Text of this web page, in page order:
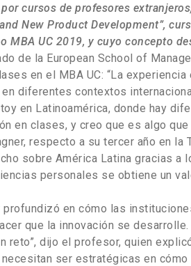
cursos de profesores
New Product Development”,
MBA UC 2019, y cuyo concepto
de la European School of
en el MBA UC: “La
diferentes contextos
en Latinoamérica, donde hay
en clases, y creo que es algo
respecto a su tercer año en la
sobre América Latina gracias a
personales se obtiene un
profundizó en cómo las
que la innovación se
reto”, dijo el profesor, quien
ser estratégicas en